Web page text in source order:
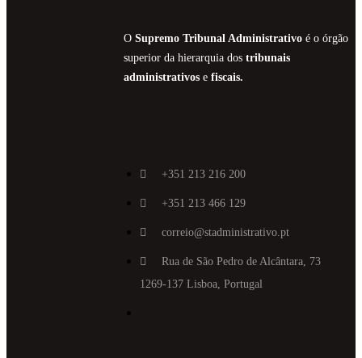
O Supremo Tribunal Administrativoé o órgão
superior da hierarquia dos tribunais
administrativose fiscais.
+351 213 216 200
+351 213 466 129
correio@stadministrativo.pt
Rua de São Pedro de Alcântara, 73
1269-137 Lisboa, Portugal